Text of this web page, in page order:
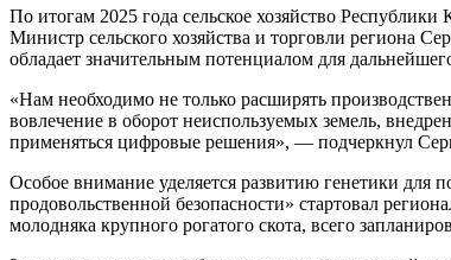
По итогам 2025 года сельское хозяйство
Министр сельского хозяйства и торговли региона
обладает значительным потенциалом для
«Нам необходимо не только расширять
вовлечение в оборот неиспользуемых земель,
применяться цифровые решения», — подчеркнул
Особое внимание уделяется развитию генетики для
продовольственной безопасности» стартовал
молодняка крупного рогатого скота, всего